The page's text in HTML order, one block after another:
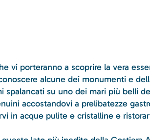
vi porteranno a scoprire la vera
alcune dei monumenti e
spalancati su uno dei mari più belli
accostandovi a prelibatezze
in acque pulite e cristalline e